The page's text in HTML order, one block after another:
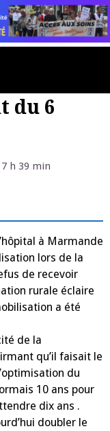
du 6
h 39 min
à Marmande
lors de la
de recevoir
rurale éclaire
a été
de la
qu’il faisait le
du
10 ans pour
dix ans .
doubler le